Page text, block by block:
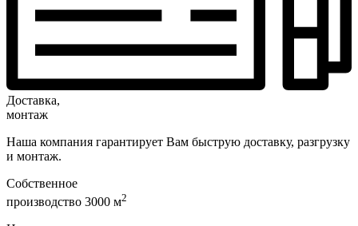
Доставка,
монтаж
Наша компания гарантирует Вам быструю доставку, разгрузку
и монтаж.
Собственное
производство 3000 м2